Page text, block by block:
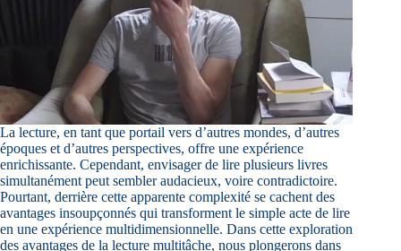
La lecture, en tant que portail vers d’autres mondes, d’autres
époques et d’autres perspectives, offre une expérience
enrichissante. Cependant, envisager de lire plusieurs livres
simultanément peut sembler audacieux, voire contradictoire.
Pourtant, derrière cette apparente complexité se cachent des
avantages insoupçonnés qui transforment le simple acte de lire
en une expérience multidimensionnelle. Dans cette exploration
des avantages de la lecture multitâche, nous plongerons dans